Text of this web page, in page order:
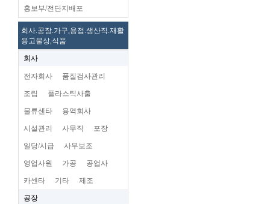
홍보부/전단지배포
회사.공장.가구,용접.생산직.재활
용고물상,식품
회사
전자회사 품질검사관리
조립 플라스틱사출
물류센타 용역회사
시설관리 사무직 포장
일당/시급 사무보조
영업사원 가공 공업사
카센타 기타 제조
공장